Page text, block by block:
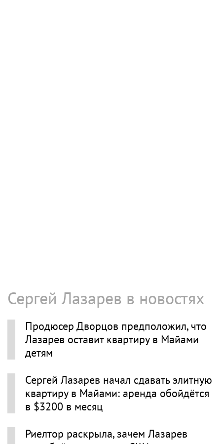
Сергей Лазарев в новостях
Продюсер Дворцов предположил, что
Лазарев оставит квартиру в Майами
детям
Сергей Лазарев начал сдавать элитную
квартиру в Майами: аренда обойдётся
в $3200 в месяц
Риелтор раскрыла, зачем Лазарев